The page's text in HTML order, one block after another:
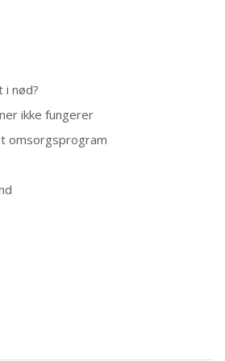
i nød?
ikke fungerer
omsorgsprogram